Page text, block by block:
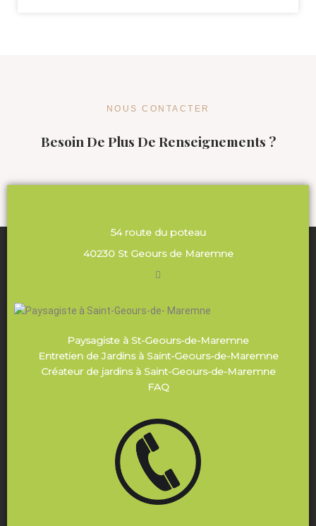
NOUS CONTACTER
Besoin De Plus De Renseignements ?
54 route du poteau
40230 St Geours de Maremne
Paysagiste à St-Geours-de-Maremne
Entretien de Jardins à Saint-Geours-de-Maremne
Créateur de jardins à Saint-Geours-de-Maremne
FAQ